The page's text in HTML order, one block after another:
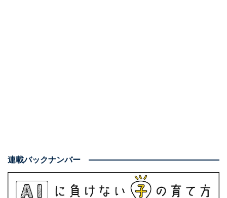
実際、そのことを知らずに大学付属校に進学し、中3の3
学期になって次の試験で基準を満たさなければ退学にな
ると通告されて慌てたという保護者がいました。
連載バックナンバー